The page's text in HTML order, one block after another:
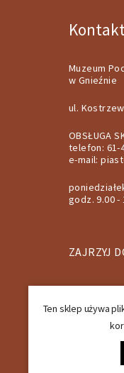
Muzeum
w Gnieźnie
ul.
OBSŁUGA
telefon: 61-
e-mail:
godz. 9.00 -
ZAJRZYJ
Ten sklep używa